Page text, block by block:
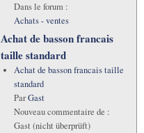
Dans le forum :
Achats - ventes
Achat de basson francais
taille standard
Achat de basson francais taille
standard
ParGast
Nouveau commentaire de :
Gast (nicht überprüft)